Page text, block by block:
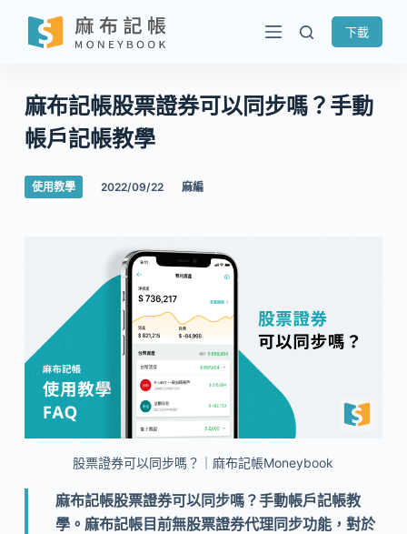
跳
至
要
內
容
下載
麻布記帳股票證券可以同步嗎？手動
帳戶記帳教學
使用教學 2022/09/22 麻編
股票證券可以同步嗎？｜麻布記帳Moneybook
麻布記帳股票證券可以同步嗎？手動帳戶記帳教
學。麻布記帳目前無股票證券代理同步功能，對於